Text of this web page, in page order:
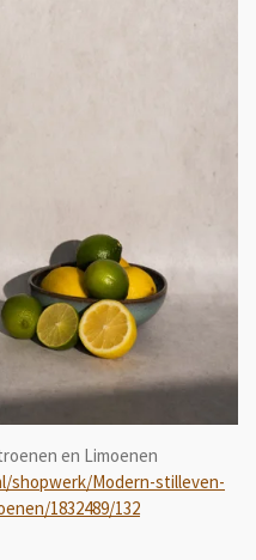
en Limoenen
shopwerk/Modern-stilleven-
1832489/132